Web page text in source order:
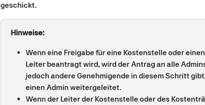
geschickt.
Hinweise:
Wenn eine Freigabe für eine Kostenstelle oder
Leiter beantragt wird, wird der Antrag an alle
jedoch andere Genehmigende in diesem Schritt
einen Admin weitergeleitet.
Wenn der Leiter der Kostenstelle oder des